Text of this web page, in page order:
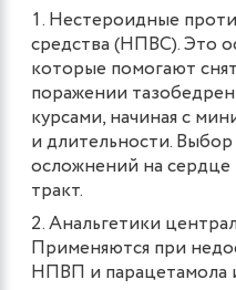
Нестероидные
средства (НПВС). Это
которые помогают
поражении
курсами, начиная с
и длительности.
осложнений на
тракт.
Анальгетики
Применяются при
НПВП и парацетамола